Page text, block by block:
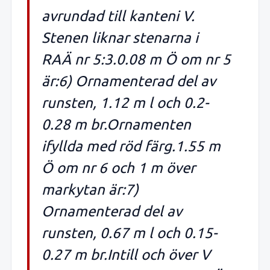
avrundad till kanteni V.
Stenen liknar stenarna i
RAÄ nr 5:3.0.08 m Ö om nr 5
är:6) Ornamenterad del av
runsten, 1.12 m l och 0.2-
0.28 m br.Ornamenten
ifyllda med röd färg.1.55 m
Ö om nr 6 och 1 m över
markytan är:7)
Ornamenterad del av
runsten, 0.67 m l och 0.15-
0.27 m br.Intill och över V